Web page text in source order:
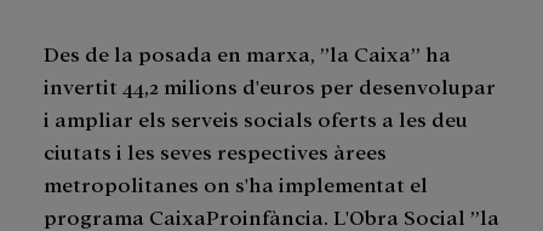
Des de la posada en marxa, ”la Caixa” ha
invertit 44,2 milions d'euros per desenvolupar
i ampliar els serveis socials oferts a les deu
ciutats i les seves respectives àrees
metropolitanes on s'ha implementat el
programa CaixaProinfància. L'Obra Social ”la